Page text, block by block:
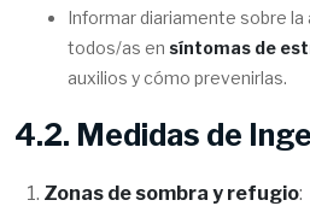
Informar diariamente sobre
todos/as en síntomas de
auxilios y cómo prevenirlas.
4.2. Medidas de
Zonas de sombra y refugio: